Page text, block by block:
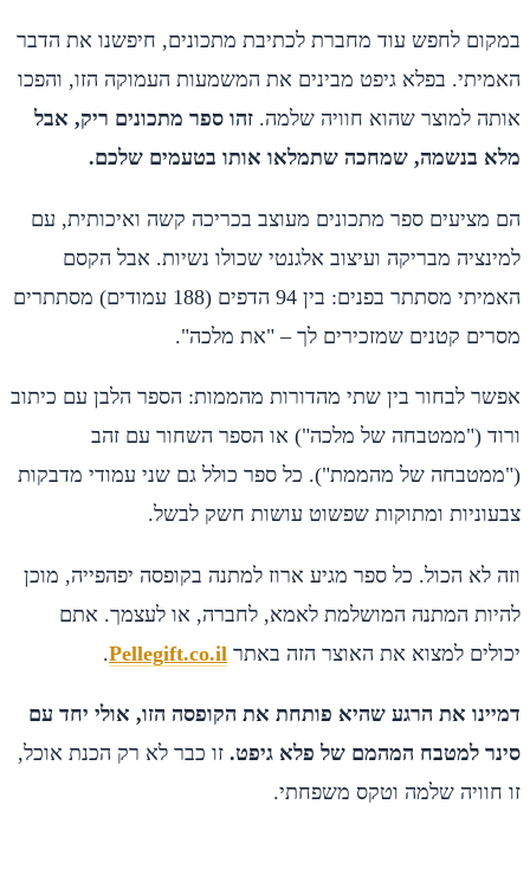
במקום לחפש עוד מחברת לכתיבת מתכונים, חיפשנו את הדבר
האמיתי. בפלא גיפט מבינים את המשמעות העמוקה הזו, והפכו
אותה למוצר שהוא חוויה שלמה. זהו ספר מתכונים ריק, אבל
מלא בנשמה, שמחכה שתמלאו אותו בטעמים שלכם.
הם מציעים ספר מתכונים מעוצב בכריכה קשה ואיכותית, עם
למינציה מבריקה ועיצוב אלגנטי שכולו נשיות. אבל הקסם
האמיתי מסתתר בפנים: בין 94 הדפים (188 עמודים) מסתתרים
מסרים קטנים שמזכירים לך – "את מלכה".
אפשר לבחור בין שתי מהדורות מהממות: הספר הלבן עם כיתוב
ורוד ("ממטבחה של מלכה") או הספר השחור עם זהב
("ממטבחה של מהממת"). כל ספר כולל גם שני עמודי מדבקות
צבעוניות ומתוקות שפשוט עושות חשק לבשל.
וזה לא הכול. כל ספר מגיע ארוז למתנה בקופסה יפהפייה, מוכן
להיות המתנה המושלמת לאמא, לחברה, או לעצמך. אתם
יכולים למצוא את האוצר הזה באתר Pellegift.co.il
.
דמיינו את הרגע שהיא פותחת את הקופסה הזו, אולי יחד עם
סינר למטבח המהמם של פלא גיפט. זו כבר לא רק הכנת אוכל,
זו חוויה שלמה וטקס משפחתי.